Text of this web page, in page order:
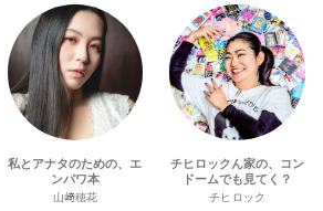
私とアナタのための、エ
ンパワ本
山﨑穂花
チヒロックん家の、コン
ドームでも見てく？
チヒロック